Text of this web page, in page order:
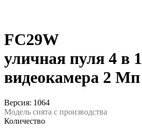
FC29W
уличная пуля 4 в 1
видеокамера 2 Мп
Версия: 1064
Модель снята с производства
Количество